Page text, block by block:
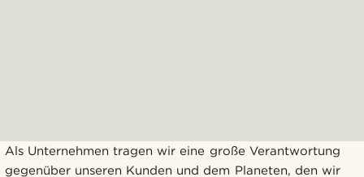
Als Unternehmen tragen wir eine große Verantwortung
gegenüber unseren Kunden und dem Planeten, den wir